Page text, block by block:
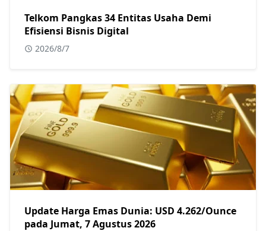
Telkom Pangkas 34 Entitas Usaha Demi
Efisiensi Bisnis Digital
2026/8/7
Update Harga Emas Dunia: USD 4.262/Ounce
pada Jumat, 7 Agustus 2026